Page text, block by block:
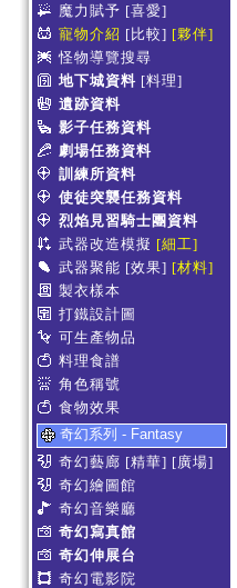
魔力賦予 [喜愛]
寵物介紹 [比較] [夥伴]
怪物導覽搜尋
地下城資料 [料理]
遺跡資料
影子任務資料
劇場任務資料
訓練所資料
使徒突襲任務資料
烈焰見習騎士團資料
武器改造模擬 [細工]
武器聚能 [效果] [材料]
製衣樣本
打鐵設計圖
可生產物品
料理食譜
角色稱號
食物效果
奇幻系列 - Fantasy
奇幻藝廊 [精華] [廣場]
奇幻繪圖館
奇幻音樂廳
奇幻寫真館
奇幻伸展台
奇幻電影院